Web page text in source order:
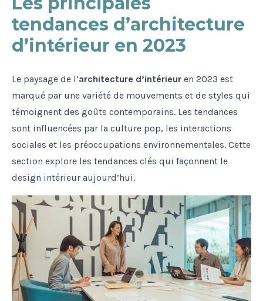
tendances d’architecture
d’intérieur en 2023
Le paysage de l’architecture d’intérieur en 2023 est
marqué par une variété de mouvements et de styles qui
témoignent des goûts contemporains. Les tendances
sont influencées par la culture pop, les interactions
sociales et les préoccupations environnementales. Cette
section explore les tendances clés qui façonnent le
design intérieur aujourd’hui.